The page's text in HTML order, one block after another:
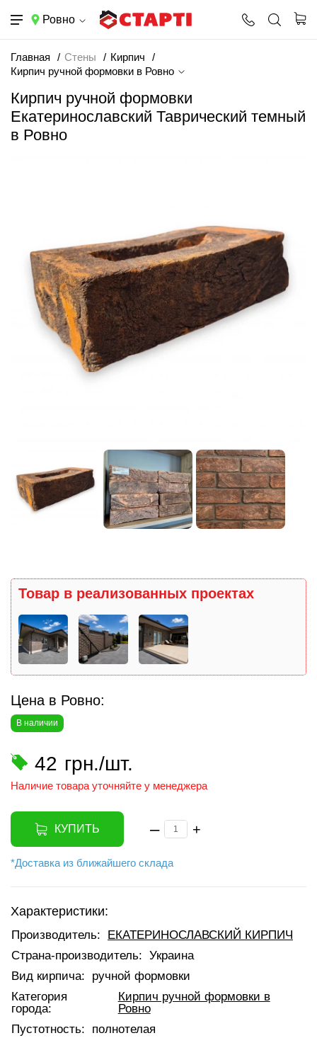
Ровно
Главная Стены
Кирпич
Кирпич ручной формовки в Ровно
Кирпич ручной формовки
Екатеринославский Таврический темный
в Ровно
Товар в реализованных проектах
Цена в Ровно:
В наличии
42 грн./шт.
Наличие товара уточняйте у менеджера
КУПИТЬ – +
*Доставка из ближайшего склада
Характеристики:
Производитель:
ЕКАТЕРИНОСЛАВСКИЙ КИРПИЧ
Страна-производитель: Украина
Вид кирпича:
ручной формовки
Категория
города:
Кирпич ручной формовки в
Ровно
Пустотность:
полнотелая